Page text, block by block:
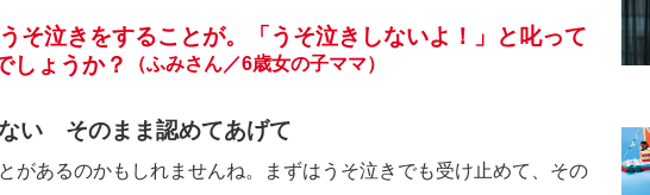
そ泣きをすることが。「うそ泣きしないよ！」と叱って
しょうか？
（ふみさん／6歳女の子ママ）
い そのまま認めてあげて
があるのかもしれませんね。まずはうそ泣きでも受け止めて、その